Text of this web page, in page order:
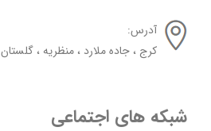
آدرس:
کرج ، جاده ملارد ، منظریه ، گلستان 17
شبکه های اجتماعی